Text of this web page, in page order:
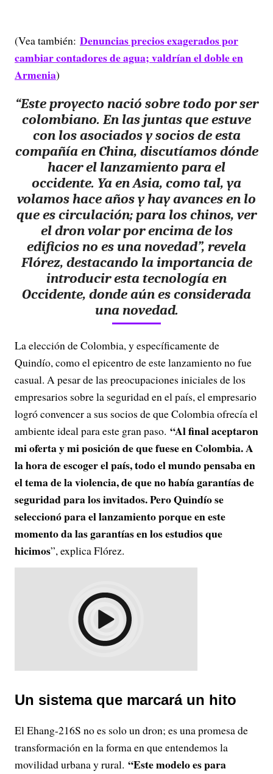
(Vea también: Denuncias precios exagerados por
cambiar contadores de agua; valdrían el doble en
Armenia)
“Este proyecto nació sobre todo por ser
colombiano. En las juntas que estuve
con los asociados y socios de esta
compañía en China, discutíamos dónde
hacer el lanzamiento para el
occidente. Ya en Asia, como tal, ya
volamos hace años y hay avances en lo
que es circulación; para los chinos, ver
el dron volar por encima de los
edificios no es una novedad”, revela
Flórez, destacando la importancia de
introducir esta tecnología en
Occidente, donde aún es considerada
una novedad.
La elección de Colombia, y específicamente de
Quindío, como el epicentro de este lanzamiento no fue
casual. A pesar de las preocupaciones iniciales de los
empresarios sobre la seguridad en el país, el empresario
logró convencer a sus socios de que Colombia ofrecía el
ambiente ideal para este gran paso. “Al final aceptaron
mi oferta y mi posición de que fuese en Colombia. A
la hora de escoger el país, todo el mundo pensaba en
el tema de la violencia, de que no había garantías de
seguridad para los invitados. Pero Quindío se
seleccionó para el lanzamiento porque en este
momento da las garantías en los estudios que
hicimos”, explica Flórez.
Un sistema que marcará un hito
El Ehang-216S no es solo un dron; es una promesa de
transformación en la forma en que entendemos la
movilidad urbana y rural. “Este modelo es para